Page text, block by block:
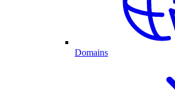
Domains